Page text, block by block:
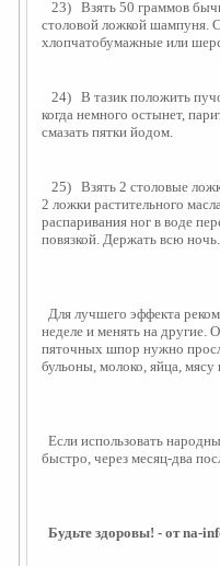
столовой ложкой шампуня.
хлопчатобумажные или
когда немного остынет,
смазать пятки йодом.
2 ложки растительного
распаривания ног в воде
повязкой. Держать всю ночь.
Для лучшего эффекта
неделе и менять на другие.
пяточных шпор нужно
бульоны, молоко, яйца, мясу
Если использовать
быстро, через месяц-два
Будьте здоровы! - от na-